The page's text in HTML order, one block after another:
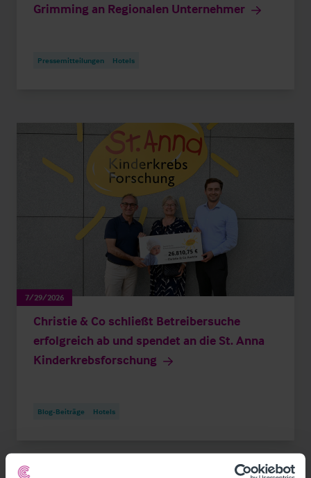
Grimming an Regionalen Unternehmer
Pressemitteilungen Hotels
7/29/2026
Christie & Co schließt Betreibersuche
erfolgreich ab und spendet an die St. Anna
Kinderkrebsforschung
Blog-Beiträge Hotels